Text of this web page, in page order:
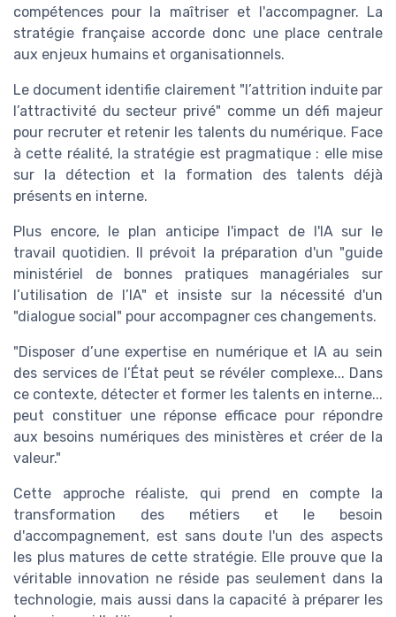
compétences pour la maîtriser et l'accompagner. La
stratégie française accorde donc une place centrale
aux enjeux humains et organisationnels.
Le document identifie clairement "l’attrition induite par
l’attractivité du secteur privé" comme un défi majeur
pour recruter et retenir les talents du numérique. Face
à cette réalité, la stratégie est pragmatique : elle mise
sur la détection et la formation des talents déjà
présents en interne.
Plus encore, le plan anticipe l'impact de l'IA sur le
travail quotidien. Il prévoit la préparation d'un "guide
ministériel de bonnes pratiques managériales sur
l’utilisation de l’IA" et insiste sur la nécessité d'un
"dialogue social" pour accompagner ces changements.
"Disposer d’une expertise en numérique et IA au sein
des services de l’État peut se révéler complexe... Dans
ce contexte, détecter et former les talents en interne...
peut constituer une réponse efficace pour répondre
aux besoins numériques des ministères et créer de la
valeur."
Cette approche réaliste, qui prend en compte la
transformation des métiers et le besoin
d'accompagnement, est sans doute l'un des aspects
les plus matures de cette stratégie. Elle prouve que la
véritable innovation ne réside pas seulement dans la
technologie, mais aussi dans la capacité à préparer les